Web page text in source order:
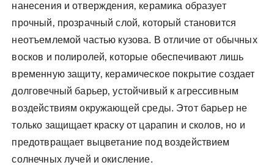
нанесения и отверждения‚ керамика образует
прочный‚ прозрачный слой‚ который становится
неотъемлемой частью кузова. В отличие от обычных
восков и полиролей‚ которые обеспечивают лишь
временную защиту‚ керамическое покрытие создает
долговечный барьер‚ устойчивый к агрессивным
воздействиям окружающей среды. Этот барьер не
только защищает краску от царапин и сколов‚ но и
предотвращает выцветание под воздействием
солнечных лучей и окисление.